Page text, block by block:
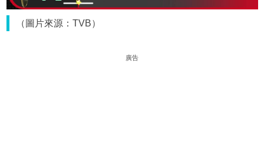
（圖片來源：TVB）
廣告